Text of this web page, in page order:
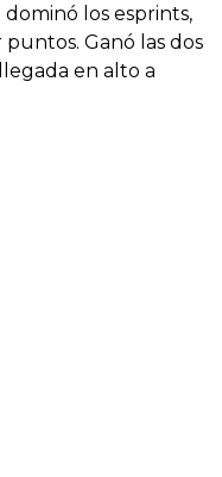
los esprints,
Ganó las dos
en alto a